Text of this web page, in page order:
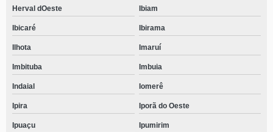
Herval dOeste Ibiam
Ibicaré Ibirama
Ilhota Imaruí
Imbituba Imbuia
Indaial Iomerê
Ipira Iporã do Oeste
Ipuaçu Ipumirim